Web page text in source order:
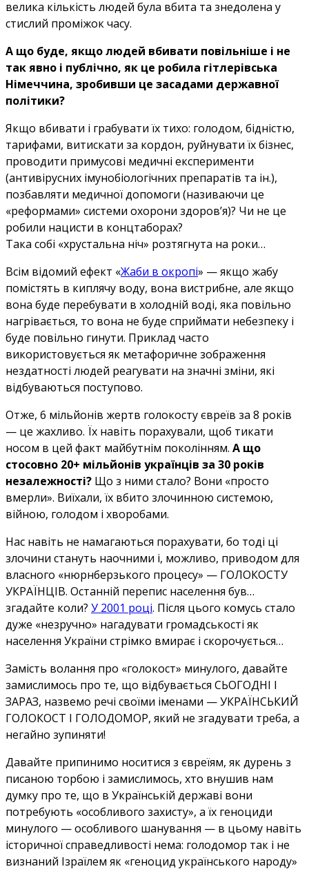
велика кількість людей була вбита та знедолена у
стислий проміжок часу.
А що буде, якщо людей вбивати повільніше і не
так явно і публічно, як це робила гітлерівська
Німеччина, зробивши це засадами державної
політики?
Якщо вбивати і грабувати їх тихо: голодом, бідністю,
тарифами, витискати за кордон, руйнувати їх бізнес,
проводити примусові медичні експерименти
(антивірусних імунобіологічних препаратів та ін.),
позбавляти медичної допомоги (називаючи це
«реформами» системи охорони здоров’я)? Чи не це
робили нацисти в концтаборах?
Така собі «хрустальна ніч» розтягнута на роки…
Всім відомий ефект «Жаби в окропі» — якщо жабу
помістять в киплячу воду, вона вистрибне, але якщо
вона буде перебувати в холодній воді, яка повільно
нагрівається, то вона не буде сприймати небезпеку і
буде повільно гинути. Приклад часто
використовується як метафоричне зображення
нездатності людей реагувати на значні зміни, які
відбуваються поступово.
Отже, 6 мільйонів жертв голокосту євреїв за 8 років
— це жахливо. Їх навіть порахували, щоб тикати
носом в цей факт майбутнім поколінням. А що
стосовно 20+ мільйонів українців за 30 років
незалежності? Що з ними стало? Вони «просто
вмерли». Виїхали, їх вбито злочинною системою,
війною, голодом і хворобами.
Нас навіть не намагаються порахувати, бо тоді ці
злочини стануть наочними і, можливо, приводом для
власного «нюрнберзького процесу» — ГОЛОКОСТУ
УКРАЇНЦІВ. Останній перепис населення був…
згадайте коли? У 2001 році. Після цього комусь стало
дуже «незручно» нагадувати громадськості як
населення України стрімко вмирає і скорочується…
Замість волання про «голокост» минулого, давайте
замислимось про те, що відбувається СЬОГОДНІ І
ЗАРАЗ, назвемо речі своїми іменами — УКРАЇНСЬКИЙ
ГОЛОКОСТ І ГОЛОДОМОР, який не згадувати треба, а
негайно зупиняти!
Давайте припинимо носитися з євреїям, як дурень з
писаною торбою і замислимось, хто внушив нам
думку про те, що в Українській державі вони
потребують «особливого захисту», а їх геноциди
минулого — особливого шанування — в цьому навіть
історичної справедливості нема: голодомор так і не
визнаний Ізраїлем як «геноцид українського народу»